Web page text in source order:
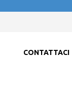
CONTATTACI